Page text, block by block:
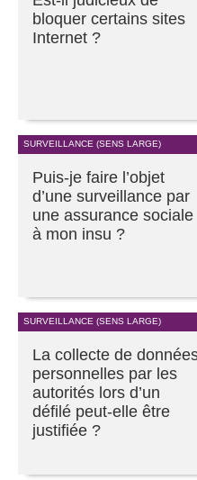
bloquer certains sites
Internet ?
SURVEILLANCE (SENS LARGE)
Puis-je faire l’objet
d’une surveillance par
une assurance sociale
à mon insu ?
SURVEILLANCE (SENS LARGE)
La collecte de
personnelles par les
autorités lors d’un
défilé peut-elle être
justifiée ?